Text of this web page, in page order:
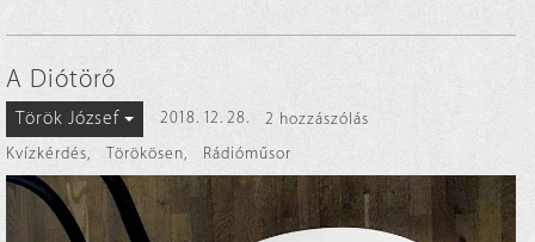
A Diótörő
Török József 2018. 12. 28.
2 hozzászólás
Kvízkérdés, Törökösen, Rádióműsor